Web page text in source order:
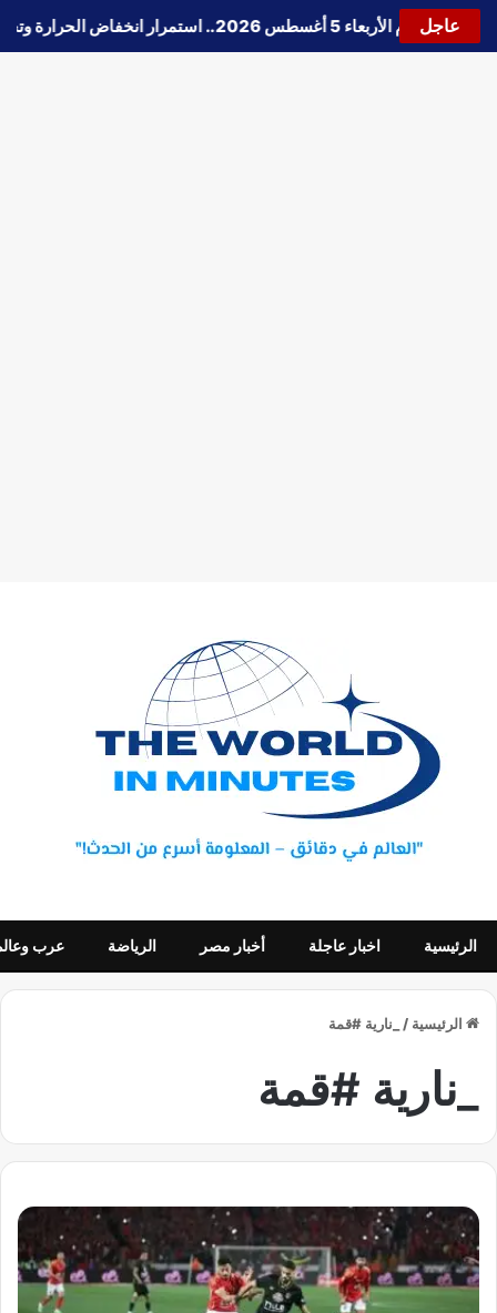
عاجل
اليوم الأربعاء 5 أغسطس 2026.. استمرار انخفاض الحرارة وتحذيرات من الشبورة واضطراب الملاحة
الرئيسية اخبار عاجلة أخبار مصر الرياضة عرب
الرئيسية / _نارية #قمة
_نارية #قمة